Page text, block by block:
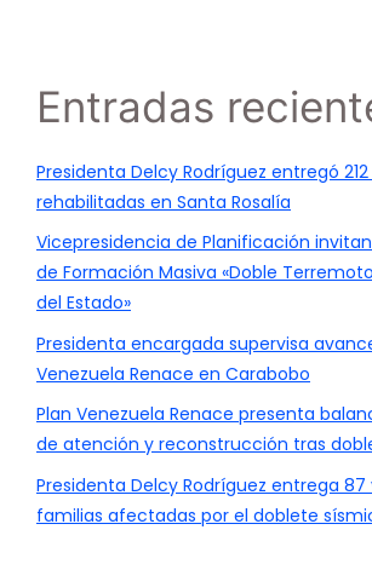
Entradas
Presidenta Delcy Rodríguez entregó
rehabilitadas en Santa Rosalía
Vicepresidencia de Planificación
de Formación Masiva «Doble
del Estado»
Presidenta encargada supervisa
Venezuela Renace en Carabobo
Plan Venezuela Renace presenta
de atención y reconstrucción tras
Presidenta Delcy Rodríguez entrega 87
familias afectadas por el doblete